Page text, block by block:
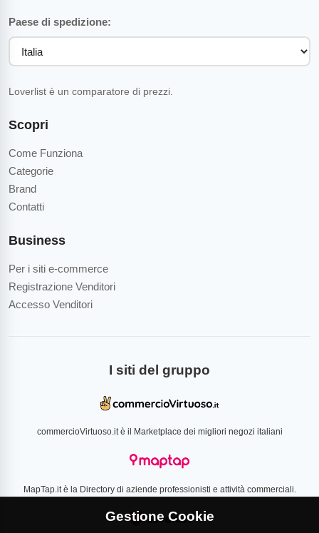
Scopri
Come Funziona
Categorie
Brand
Contatti
Business
Per i siti e-commerce
Registrazione Venditori
Accesso Venditori
Paese di spedizione:
Loverlist è un comparatore di prezzi.
I siti del gruppo
commercioVirtuoso.it è il Marketplace dei migliori negozi italiani
MapTap.it è la Directory di aziende professionisti e attività commerciali.
Gestione Cookie